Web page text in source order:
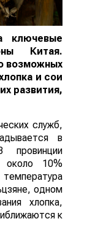
ключевые
Китая.
возможных
и сои
развития,
служб,
в
провинции
около 10%
одном
хлопка,
к